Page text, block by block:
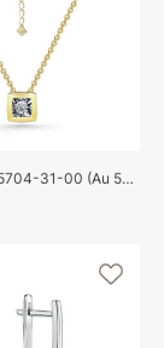
Колье 08-13-5704-31-00 (Au 585)